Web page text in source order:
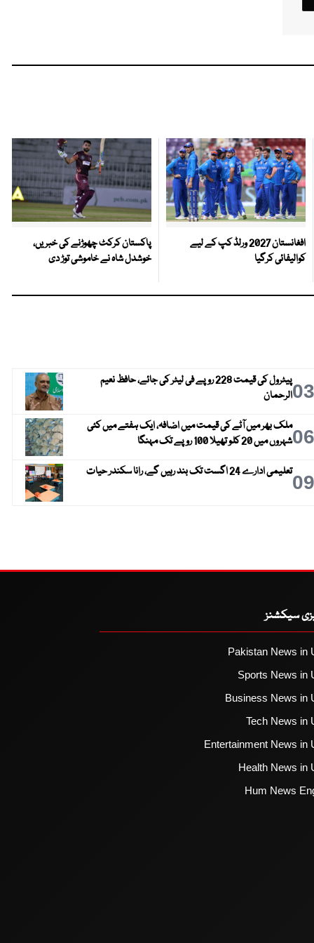
افغانستان 2027 ورلڈ کپ کے لیے
کوالیفائی کرگیا
پاکستان کرکٹ چھوڑنے کی خبریں،
خوشدل شاہ نے خاموشی توڑ دی
03
پیٹرول کی قیمت 228 روپے فی لیٹر کی جائے، حافظ نعیم
الرحمان
06ملک بھر میں آٹے کی قیمت میں اضافہ، ایک ہفتے میں کئی
شہروں میں 20 کلو تھیلا 100 روپے تک مہنگا
09تعلیمی ادارے 24 اگست تک بند رہیں گے، رانا سکندر حیات
سیکشنز
Pakistan News in
Sports News in
Business News in
Tech News in
Entertainment News in
Health News in
Hum News